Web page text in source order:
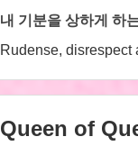
내 기분을 상하게 하
Rudense, disrespect
Queen of